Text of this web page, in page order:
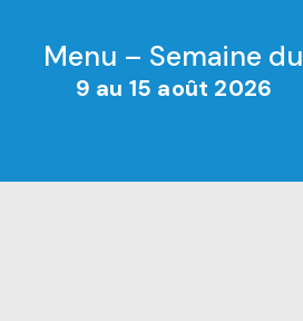
Menu – Semaine du
9 au 15 août 2026